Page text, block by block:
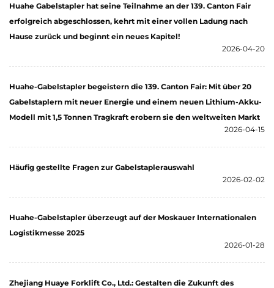
Huahe Gabelstapler hat seine Teilnahme an der 139. Canton Fair
erfolgreich abgeschlossen, kehrt mit einer vollen Ladung nach
Hause zurück und beginnt ein neues Kapitel!
2026-04-20
Huahe-Gabelstapler begeistern die 139. Canton Fair: Mit über 20
Gabelstaplern mit neuer Energie und einem neuen Lithium-Akku-
Modell mit 1,5 Tonnen Tragkraft erobern sie den weltweiten Markt
2026-04-15
Häufig gestellte Fragen zur Gabelstaplerauswahl
2026-02-02
Huahe-Gabelstapler überzeugt auf der Moskauer Internationalen
Logistikmesse 2025
2026-01-28
Zhejiang Huaye Forklift Co., Ltd.: Gestalten die Zukunft des